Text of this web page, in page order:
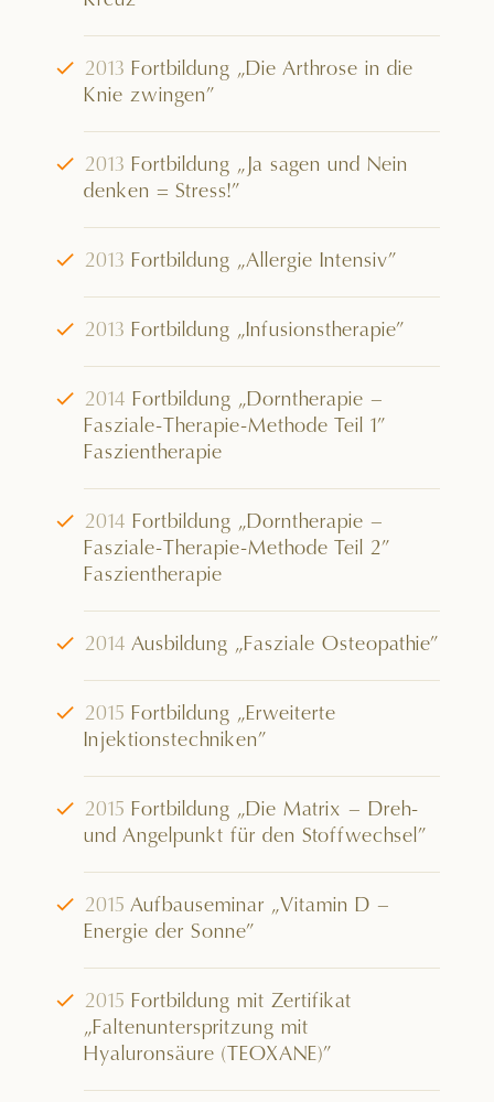
√ 2013 Fortbildung „Die Arthrose in die
Knie zwingen”
√ 2013 Fortbildung „Ja sagen und Nein
denken = Stress!”
√ 2013 Fortbildung „Allergie Intensiv”
√ 2013 Fortbildung „Infusionstherapie”
√ 2014 Fortbildung „Dorntherapie –
Fasziale-Therapie-Methode Teil 1”
Faszientherapie
√ 2014 Fortbildung „Dorntherapie –
Fasziale-Therapie-Methode Teil 2”
Faszientherapie
√ 2014 Ausbildung „Fasziale Osteopathie”
√ 2015 Fortbildung „Erweiterte
Injektionstechniken”
√ 2015 Fortbildung „Die Matrix – Dreh-
und Angelpunkt für den Stoffwechsel”
√ 2015 Aufbauseminar „Vitamin D –
Energie der Sonne”
√ 2015 Fortbildung mit Zertifikat
„Faltenunterspritzung mit
Hyaluronsäure (TEOXANE)”